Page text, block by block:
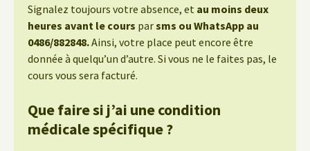
Signalez toujours votre absence, et au moins deux
heures avant le cours parsms ou WhatsApp au
0486/882848.Ainsi, votre place peut encore être
donnée à quelqu’un d’autre. Si vous ne le faites pas, le
cours vous sera facturé.
Que faire si j’ai une condition
médicale spécifique ?